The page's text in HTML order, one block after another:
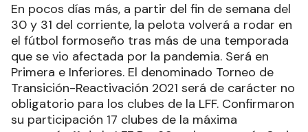
En pocos días más, a partir del fin de semana del
30 y 31 del corriente, la pelota volverá a rodar en
el fútbol formoseño tras más de una temporada
que se vio afectada por la pandemia. Será en
Primera e Inferiores. El denominado Torneo de
Transición-Reactivación 2021 será de carácter no
obligatorio para los clubes de la LFF. Confirmaron
su participación 17 clubes de la máxima